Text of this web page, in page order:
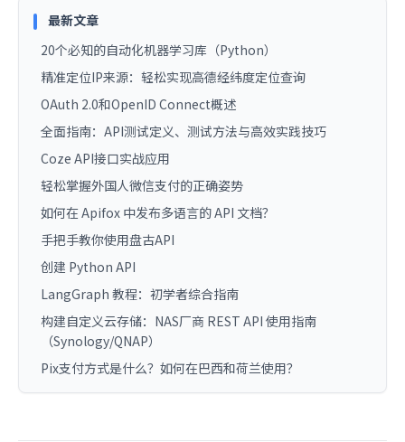
最新文章
20个必知的自动化机器学习库（Python）
精准定位IP来源：轻松实现高德经纬度定位查询
OAuth 2.0和OpenID Connect概述
全面指南：API测试定义、测试方法与高效实践技巧
Coze API接口实战应用
轻松掌握外国人微信支付的正确姿势
如何在 Apifox 中发布多语言的 API 文档？
手把手教你使用盘古API
创建 Python API
LangGraph 教程：初学者综合指南
构建自定义云存储：NAS厂商 REST API 使用指南
（Synology/QNAP）
Pix支付方式是什么？如何在巴西和荷兰使用？